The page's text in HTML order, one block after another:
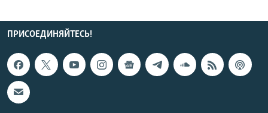
ПРИСОЕДИНЯЙТЕСЬ!